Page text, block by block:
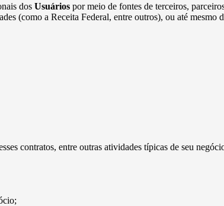
dos Usuários por meio de fontes de terceiros,
(como a Receita Federal, entre outros), ou até mesmo
contratos, entre outras atividades típicas de seu